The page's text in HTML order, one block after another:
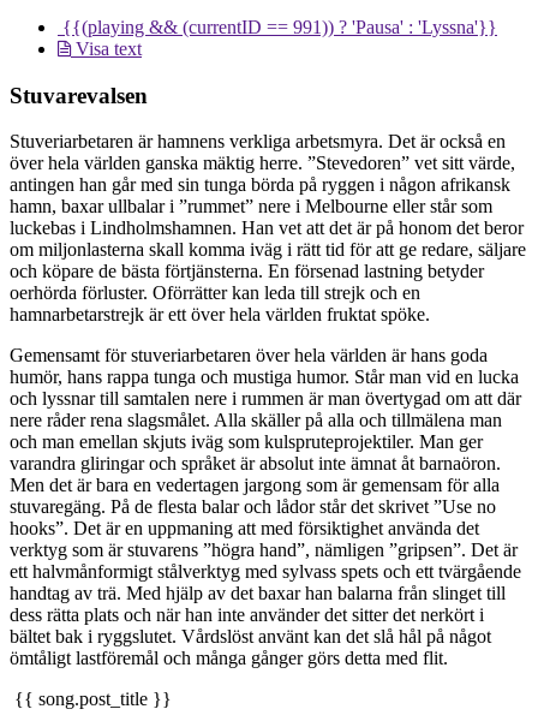
{{(playing && (currentID == 991)) ? 'Pausa' : 'Lyssna'}}
Visa text
Stuvarevalsen
Stuveriarbetaren är hamnens verkliga arbetsmyra. Det är också en
över hela världen ganska mäktig herre. ”Stevedoren” vet sitt värde,
antingen han går med sin tunga börda på ryggen i någon afrikansk
hamn, baxar ullbalar i ”rummet” nere i Melbourne eller står som
luckebas i Lindholmshamnen. Han vet att det är på honom det beror
om miljonlasterna skall komma iväg i rätt tid för att ge redare, säljare
och köpare de bästa förtjänsterna. En försenad lastning betyder
oerhörda förluster. Oförrätter kan leda till strejk och en
hamnarbetarstrejk är ett över hela världen fruktat spöke.
Gemensamt för stuveriarbetaren över hela världen är hans goda
humör, hans rappa tunga och mustiga humor. Står man vid en lucka
och lyssnar till samtalen nere i rummen är man övertygad om att där
nere råder rena slagsmålet. Alla skäller på alla och tillmälena man
och man emellan skjuts iväg som kulspruteprojektiler. Man ger
varandra gliringar och språket är absolut inte ämnat åt barnaöron.
Men det är bara en vedertagen jargong som är gemensam för alla
stuvaregäng. På de flesta balar och lådor står det skrivet ”Use no
hooks”. Det är en uppmaning att med försiktighet använda det
verktyg som är stuvarens ”högra hand”, nämligen ”gripsen”. Det är
ett halvmånformigt stålverktyg med sylvass spets och ett tvärgående
handtag av trä. Med hjälp av det baxar han balarna från slinget till
dess rätta plats och när han inte använder det sitter det nerkört i
bältet bak i ryggslutet. Vårdslöst använt kan det slå hål på något
ömtåligt lastföremål och många gånger görs detta med flit.
{{ song.post_title }}